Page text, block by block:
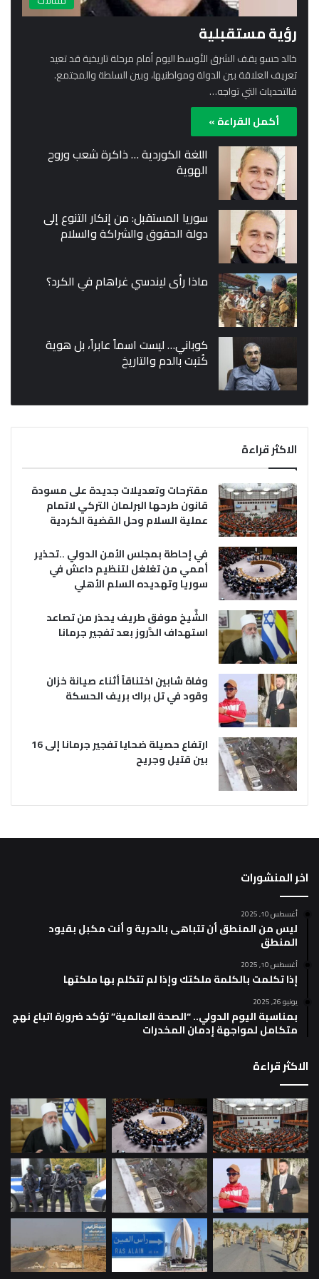
رؤية مستقبلية
خالد حسو يقف الشرق الأوسط اليوم أمام مرحلة تاريخية قد تعيد
تعريف العلاقة بين الدولة ومواطنيها، وبين السلطة والمجتمع.
فالتحديات التي تواجه…
أكمل القراءة »
اللغة الكوردية … ذاكرة شعب وروح
الهوية
سوريا المستقبل: من إنكار التنوع إلى
دولة الحقوق والشراكة والسلام
ماذا رأى ليندسي غراهام في الكرد؟
كوباني… ليست اسماً عابراً، بل هوية
كُتبت بالدم والتاريخ
الاكثر قراءة
مقترحات وتعديلات جديدة على مسودة
قانون طرحها البرلمان التركي لاتمام
عملية السلام وحل القضية الكردية
في إحاطة بمجلس الأمن الدولي ..تحذير
أممي من تغلغل لتنظيم داعش في
سوريا وتهديده السلم الأهلي
الشَّيخ موفق طريف يحذر من تصاعد
استهداف الدَّروز بعد تفجير جرمانا
وفاة شابين اختناقاً أثناء صيانة خزان
وقود في تل براك بريف الحسكة
ارتفاع حصيلة ضحايا تفجير جرمانا إلى 16
بين قتيل وجريح
اخر المنشورات
أغسطس 10, 2025
ليس من المنطق أن تتباهى بالحرية و أنت مكبل بقيود
المنطق
أغسطس 10, 2025
إذا تكلمت بالكلمة ملكتك وإذا لم تتكلم بها ملكتها
يونيو 26, 2025
بمناسبة اليوم الدولي.. “الصحة العالمية” تؤكد ضرورة اتباع نهج
متكامل لمواجهة إدمان المخدرات
الاكثر قراءة